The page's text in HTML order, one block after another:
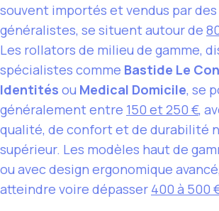
souvent importés et vendus par
généralistes, se situent autour de
Les rollators de milieu de gamme,
spécialistes comme Bastide Le
Identités ou Medical Domicile, se
généralement entre 150 et 250 €,
qualité, de confort et de durabilité
supérieur. Les modèles haut de
ou avec design ergonomique
atteindre voire dépasser 400 à 500